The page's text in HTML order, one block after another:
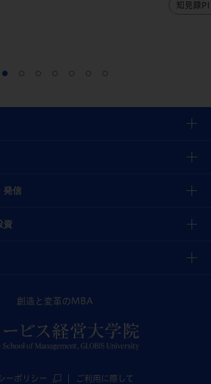
知見録
発信
資
創造と変革のMBA
ーポリシー ご利用に際して